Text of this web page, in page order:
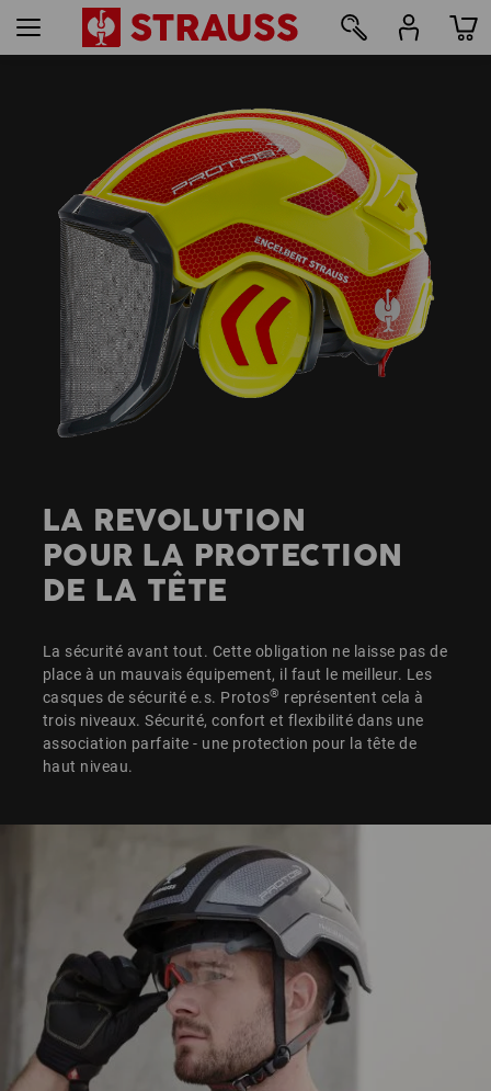
LA REVOLUTION
POUR LA PROTECTION
DE LA TÊTE
La sécurité avant tout. Cette obligation ne laisse pas de
place à un mauvais équipement, il faut le meilleur. Les
casques de sécurité e.s. Protos® représentent cela à
trois niveaux. Sécurité, confort et flexibilité dans une
association parfaite - une protection pour la tête de
haut niveau.